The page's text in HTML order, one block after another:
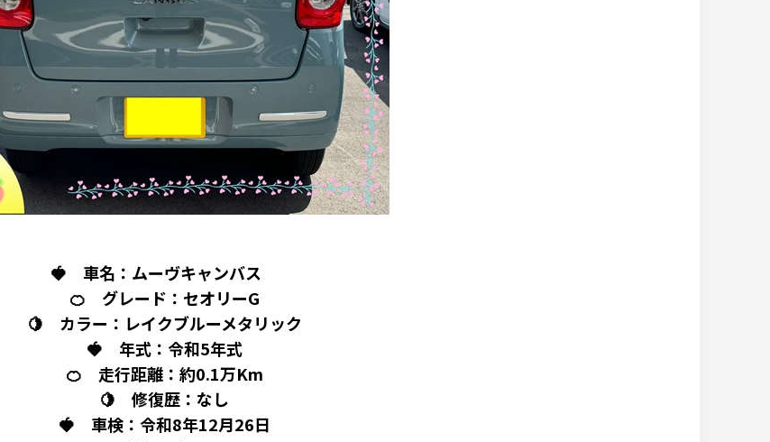
🍓 車名：ムーヴキャンバス
🍊 グレード：セオリーG
🍋 カラー：レイクブルーメタリック
🍓 年式：令和5年式
🍊 走行距離：約0.1万Km
🍋 修復歴：なし
🍓 車検：令和8年12月26日